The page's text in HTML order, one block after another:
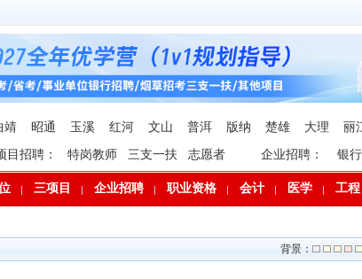
靖 昭通 玉溪 红河 文山 普洱 版纳 楚雄 大理 丽
目招聘： 特岗教师 三支一扶 志愿者 企业招聘： 银行
三项目 企业招聘 职业资格 会计 医学 工程
背景：